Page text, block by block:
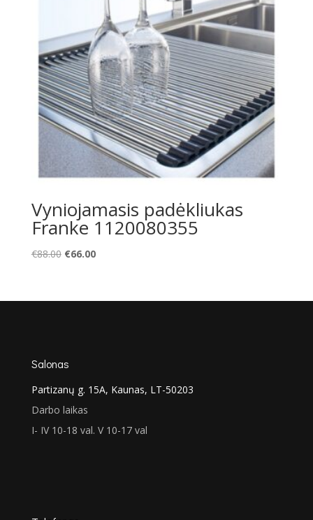
Vyniojamasis padėkliukas
Franke 1120080355
€88.00 Original
€88.00.
€66.00Current
€66.00.
Salonas
Partizanų g. 15A, Kaunas, LT-50203
Darbo laikas
I- IV 10-18 val. V 10-17 val